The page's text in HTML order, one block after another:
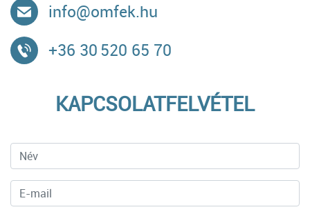
info@omfek.hu
+36 30 520 65 70
KAPCSOLATFELVÉTEL